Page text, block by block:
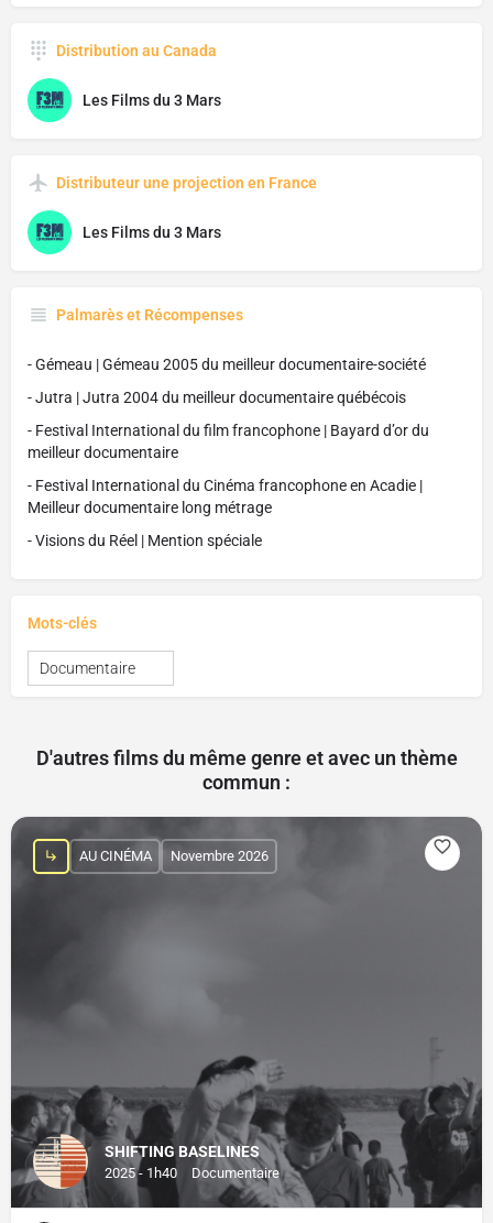
Distribution au Canada
Les Films du 3 Mars
Distributeur une projection en France
Les Films du 3 Mars
Palmarès et Récompenses
- Gémeau | Gémeau 2005 du meilleur documentaire-société
- Jutra | Jutra 2004 du meilleur documentaire québécois
- Festival International du film francophone | Bayard d’or du
meilleur documentaire
- Festival International du Cinéma francophone en Acadie |
Meilleur documentaire long métrage
- Visions du Réel | Mention spéciale
Mots-clés
Documentaire
D'autres films du même genre et avec un thème
commun :
SHIFTING BASELINES
2025 - 1h40 Documentaire
AU CINÉMA Novembre 2026